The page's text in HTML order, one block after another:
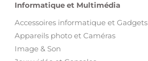
Informatique et Multimédia
Accessoires informatique et Gadgets
Appareils photo et Caméras
Image & Son